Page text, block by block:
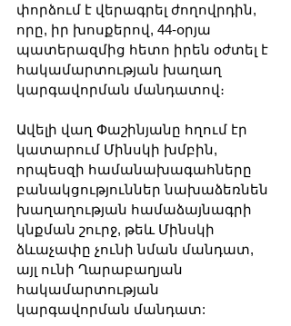
փորձում է վերագրել ժողովրդին,
որը, իր խոսքերով, 44-օրյա
պատերազմից հետո իրեն օժտել է
հակամարտության խաղաղ
կարգավորման մանդատով։
Ավելի վաղ Փաշինյանը հղում էր
կատարում Մինսկի խմբին,
որպեսզի համանախագահները
բանակցություններ նախաձեռնեն
խաղաղության համաձայնագրի
կնքման շուրջ, թեև Մինսկի
ձևաչափը չունի նման մանդատ,
այլ ունի Ղարաբաղյան
հակամարտության
կարգավորման մանդատ: